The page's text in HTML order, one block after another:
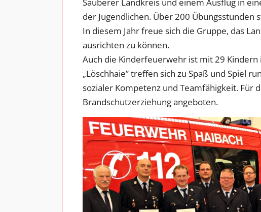
der Jugendlichen. Über 200 Übungsstunden
In diesem Jahr freue sich die Gruppe, das
ausrichten zu können.
Auch die Kinderfeuerwehr ist mit 29 Kindern
„Löschhaie” treffen sich zu Spaß und Spiel
sozialer Kompetenz und Teamfähigkeit. Für
Brandschutzerziehung angeboten.